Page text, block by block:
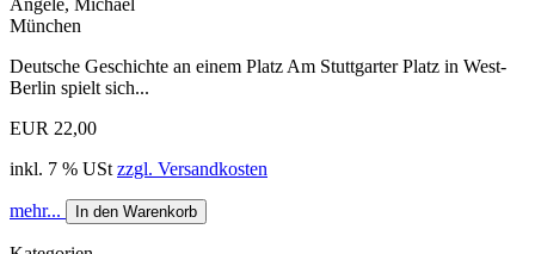
München
Deutsche Geschichte an einem Platz Am Stuttgarter Platz in West-
Berlin spielt sich...
EUR 22,00
inkl. 7 % USt zzgl. Versandkosten
mehr... In den Warenkorb